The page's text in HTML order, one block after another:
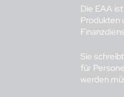
Die EAA
Produkten
Sie
für
werden